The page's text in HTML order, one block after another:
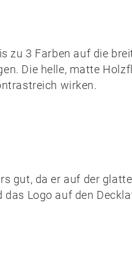
zu 3 Farben auf die
Die helle, matte
wirken.
gut, da er auf der
Logo auf den